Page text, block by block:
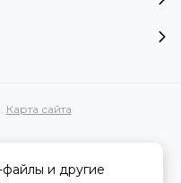
Карта сайта
касающаяся
файлы и другие